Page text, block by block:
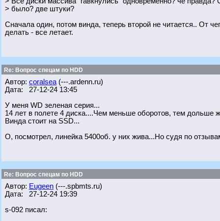
> было? две штуки?
Сначала один, потом винда, теперь второй не читается.. От
делать - все летает.
Re: Вопрос спецам по HDD
Автор: coralsea (---.ardenn.ru)
Дата: 27-12-24 13:45
У меня WD зеленая серия...
14 лет в полете 4 диска....Чем меньше оборотов, тем дольше
Винда стоит на SSD...
О, посмотрел, линейка 5400об. у них жива...Но судя по
Re: Вопрос спецам по HDD
Автор: Eugeen (---.spbmts.ru)
Дата: 27-12-24 19:39
s-092 писал: